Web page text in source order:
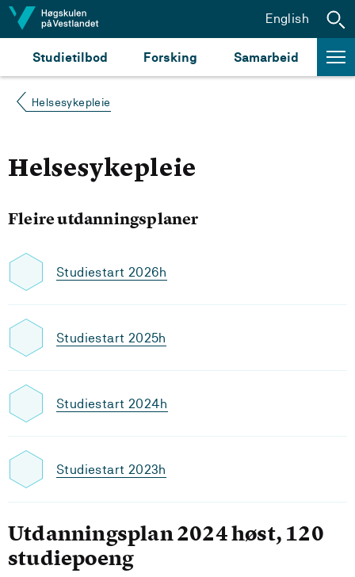
Hopp til innhald
Studietilbod Forsking Samarbeid
English
Helsesykepleie
Helsesykepleie
Fleire utdanningsplaner
Studiestart 2026h
Studiestart 2025h
Studiestart 2024h
Studiestart 2023h
Utdanningsplan 2024 høst, 120
studiepoeng